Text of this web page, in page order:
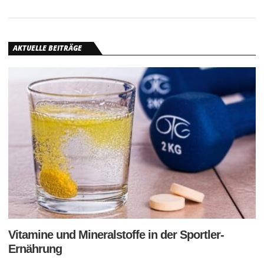
AKTUELLE BEITRÄGE
Vitamine und Mineralstoffe in der Sportler-
Ernährung